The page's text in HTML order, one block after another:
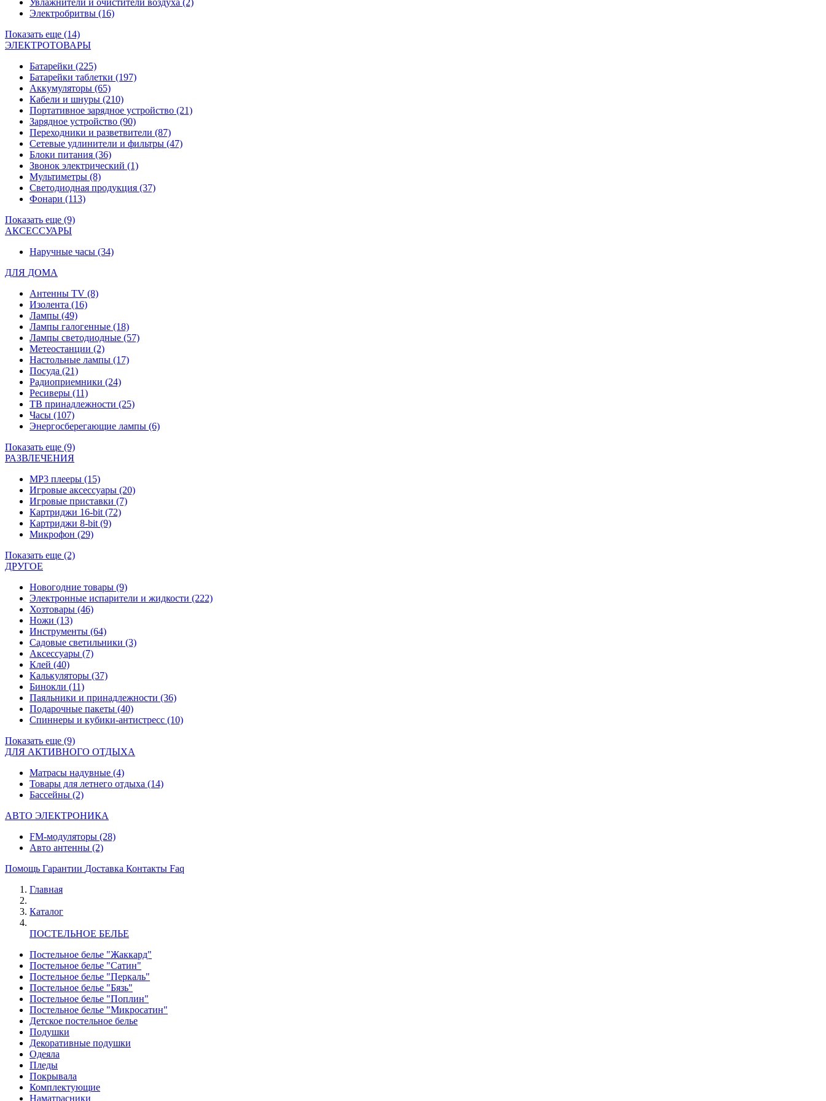
Увлажнители и очистители воздуха (2)
Электробритвы (16)
Показать еще (14)
ЭЛЕКТРОТОВАРЫ
Батарейки (225)
Батарейки таблетки (197)
Аккумуляторы (65)
Кабели и шнуры (210)
Портативное зарядное устройство (21)
Зарядное устройство (90)
Переходники и разветвители (87)
Сетевые удлинители и фильтры (47)
Блоки питания (36)
Звонок электрический (1)
Мультиметры (8)
Светодиодная продукция (37)
Фонари (113)
Показать еще (9)
АКСЕССУАРЫ
Наручные часы (34)
ДЛЯ ДОМА
Антенны TV (8)
Изолента (16)
Лампы (49)
Лампы галогенные (18)
Лампы светодиодные (57)
Метеостанции (2)
Настольные лампы (17)
Посуда (21)
Радиоприемники (24)
Ресиверы (11)
ТВ принадлежности (25)
Часы (107)
Энергосберегающие лампы (6)
Показать еще (9)
РАЗВЛЕЧЕНИЯ
MP3 плееры (15)
Игровые аксессуары (20)
Игровые приставки (7)
Картриджи 16-bit (72)
Картриджи 8-bit (9)
Микрофон (29)
Показать еще (2)
ДРУГОЕ
Новогодние товары (9)
Электронные испарители и жидкости (222)
Хозтовары (46)
Ножи (13)
Инструменты (64)
Садовые светильники (3)
Аксессуары (7)
Клей (40)
Калькуляторы (37)
Бинокли (11)
Паяльники и принадлежности (36)
Подарочные пакеты (40)
Спиннеры и кубики-антистресс (10)
Показать еще (9)
ДЛЯ АКТИВНОГО ОТДЫХА
Матрасы надувные (4)
Товары для летнего отдыха (14)
Бассейны (2)
АВТО ЭЛЕКТРОНИКА
FM-модуляторы (28)
Авто антенны (2)
Помощь Гарантии Доставка Контакты Faq
Главная
Каталог
ПОСТЕЛЬНОЕ БЕЛЬЕ
Постельное белье "Жаккард"
Постельное белье "Сатин"
Постельное белье "Перкаль"
Постельное белье "Бязь"
Постельное белье "Поплин"
Постельное белье "Микросатин"
Детское постельное белье
Подушки
Декоративные подушки
Одеяла
Пледы
Покрывала
Комплектующие
Наматрасники